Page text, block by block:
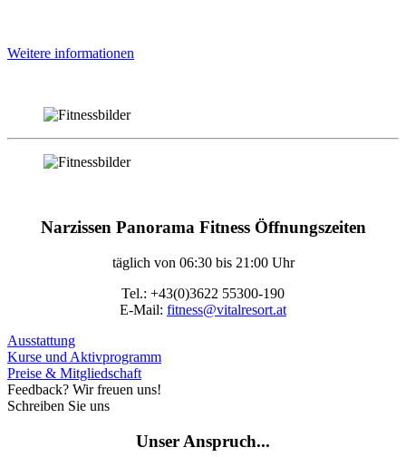
Weitere informationen
Narzissen Panorama Fitness Öffnungszeiten
täglich von 06:30 bis 21:00 Uhr
Tel.: +43(0)3622 55300-190
E-Mail: fitness@vitalresort.at
Ausstattung
Kurse und Aktivprogramm
Preise & Mitgliedschaft
Feedback? Wir freuen uns!
Schreiben Sie uns
Unser Anspruch...